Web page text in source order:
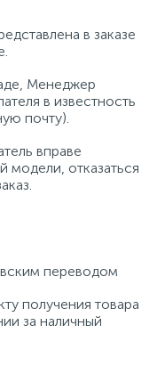
в заказе
Менеджер
в известность
почту).
вправе
модели, отказаться
переводом
получения товара
за наличный